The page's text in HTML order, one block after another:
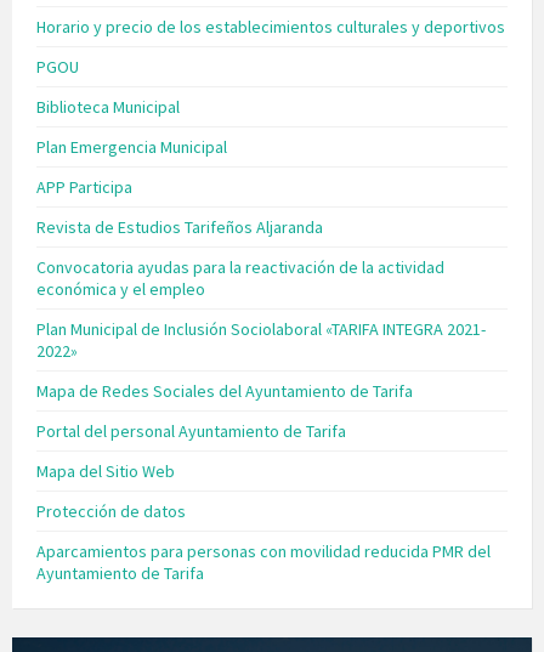
Horario y precio de los establecimientos culturales y deportivos
PGOU
Biblioteca Municipal
Plan Emergencia Municipal
APP Participa
Revista de Estudios Tarifeños Aljaranda
Convocatoria ayudas para la reactivación de la actividad
económica y el empleo
Plan Municipal de Inclusión Sociolaboral «TARIFA INTEGRA 2021-
2022»
Mapa de Redes Sociales del Ayuntamiento de Tarifa
Portal del personal Ayuntamiento de Tarifa
Mapa del Sitio Web
Protección de datos
Aparcamientos para personas con movilidad reducida PMR del
Ayuntamiento de Tarifa